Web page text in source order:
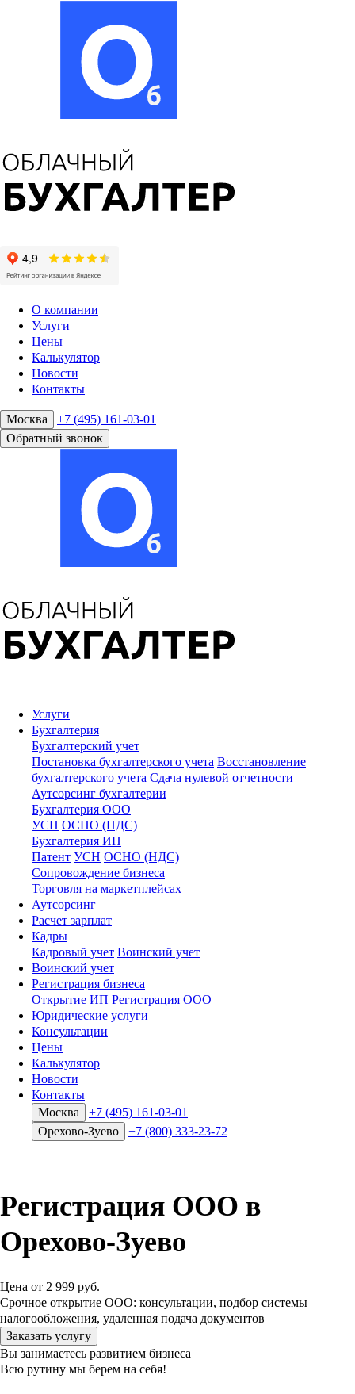
О компании
Услуги
Цены
Калькулятор
Новости
Контакты
Москва
+7 (495) 161-03-01
Обратный звонок
Услуги
Бухгалтерия
Бухгалтерский учет
Постановка бухгалтерского учета Восстановление
бухгалтерского учета Сдача нулевой отчетности
Аутсорсинг бухгалтерии
Бухгалтерия ООО
УСН ОСНО (НДС)
Бухгалтерия ИП
Патент УСН ОСНО (НДС)
Сопровождение бизнеса
Торговля на маркетплейсах
Аутсорсинг
Расчет зарплат
Кадры
Кадровый учет Воинский учет
Воинский учет
Регистрация бизнеса
Открытие ИП Регистрация ООО
Юридические услуги
Консультации
Цены
Калькулятор
Новости
Контакты
Москва
+7 (495) 161-03-01
Орехово-Зуево
+7 (800) 333-23-72
Регистрация ООО в
Орехово-Зуево
Цена от 2 999 руб.
Срочное открытие ООО: консультации, подбор системы
налогообложения, удаленная подача документов
Заказать услугу
Вы занимаетесь развитием бизнеса
Всю рутину мы берем на себя!